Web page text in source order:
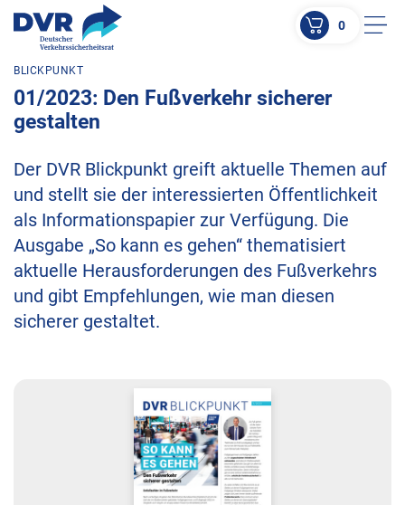
ZUM HAUPTINHALT SPRINGEN
ZUR SUCHE SPRINGEN
0
BLICKPUNKT
01/2023: Den Fußverkehr sicherer
gestalten
Der DVR Blickpunkt greift aktuelle Themen auf
und stellt sie der interessierten Öffentlichkeit
als Informationspapier zur Verfügung. Die
Ausgabe „So kann es gehen“ thematisiert
aktuelle Herausforderungen des Fußverkehrs
und gibt Empfehlungen, wie man diesen
sicherer gestaltet.